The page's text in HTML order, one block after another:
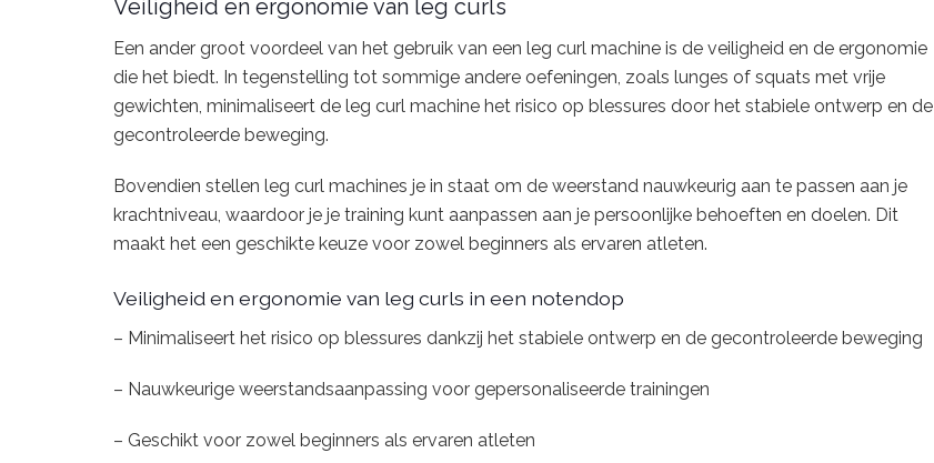
Veiligheid en ergonomie van leg curls
Een ander groot voordeel van het gebruik van een leg curl machine is de veiligheid en de ergonomie
die het biedt. In tegenstelling tot sommige andere oefeningen, zoals lunges of squats met vrije
gewichten, minimaliseert de leg curl machine het risico op blessures door het stabiele ontwerp en de
gecontroleerde beweging.
Bovendien stellen leg curl machines je in staat om de weerstand nauwkeurig aan te passen aan je
krachtniveau, waardoor je je training kunt aanpassen aan je persoonlijke behoeften en doelen. Dit
maakt het een geschikte keuze voor zowel beginners als ervaren atleten.
Veiligheid en ergonomie van leg curls in een notendop
– Minimaliseert het risico op blessures dankzij het stabiele ontwerp en de gecontroleerde beweging
– Nauwkeurige weerstandsaanpassing voor gepersonaliseerde trainingen
– Geschikt voor zowel beginners als ervaren atleten